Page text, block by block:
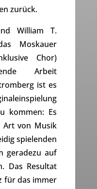
zurück.
William T.
Moskauer
Chor)
Arbeit
ist es
kommen: Es
Art von Musik
spielenden
geradezu auf
Das Resultat
für das immer